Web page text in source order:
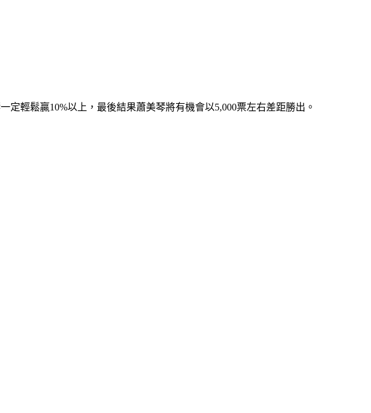
輕鬆贏10%以上，最後結果蕭美琴將有機會以5,000票左右差距勝出。